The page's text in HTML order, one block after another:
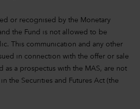
or recognised by the Monetary
the Fund is not allowed to be
This communication and any other
in connection with the offer or sale
as a prospectus with the MAS, are not
the Securities and Futures Act (the